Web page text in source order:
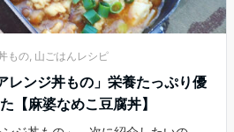
もの, 山ごはんレシピ
レンジ丼もの」栄養たっぷり優
【麻婆なめこ豆腐丼】